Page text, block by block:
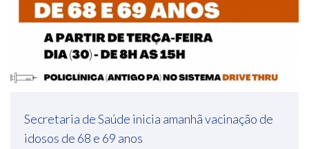
Secretaria de Saúde inicia amanhã vacinação de
idosos de 68 e 69 anos